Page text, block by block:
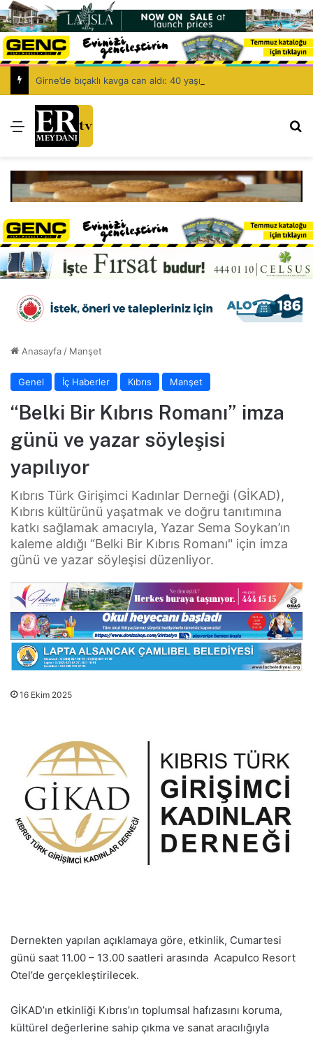
Menü
Anasayfa / Manşet
Genel İç Haberler Kıbrıs Manşet
“Belki Bir Kıbrıs Romanı” imza
günü ve yazar söyleşisi
yapılıyor
Kıbrıs Türk Girişimci Kadınlar Derneği (GİKAD),
Kıbrıs kültürünü yaşatmak ve doğru tanıtımına
katkı sağlamak amacıyla, Yazar Sema Soykan’ın
kaleme aldığı “Belki Bir Kıbrıs Romanı" için imza
günü ve yazar söyleşisi düzenliyor.
16 Ekim 2025
Dernekten yapılan açıklamaya göre, etkinlik, Cumartesi
günü saat 11.00 – 13.00 saatleri arasında Acapulco Resort
Otel’de gerçekleştirilecek.
GİKAD’ın etkinliği Kıbrıs’ın toplumsal hafızasını koruma,
kültürel değerlerine sahip çıkma ve sanat aracılığıyla